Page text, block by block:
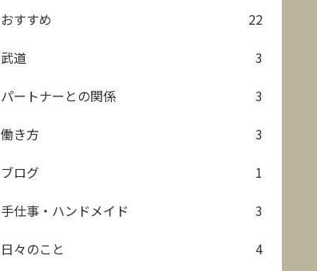
おすすめ
22
武道
3
パートナーとの関係
3
働き方
3
ブログ
1
手仕事・ハンドメイド
3
日々のこと
4